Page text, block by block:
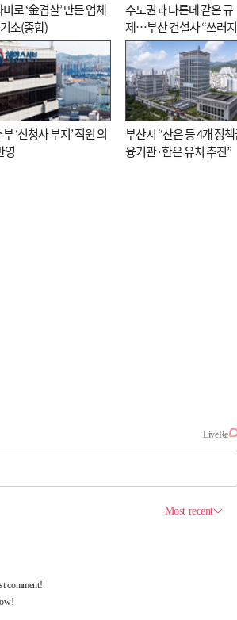
로 ‘金겹살’ 만든 업체
소(종합)
수도권과 다른데 같은 규
제…부산 건설사 “쓰러
직전”
‘신청사 부지’ 직원 의
영
부산시 “산은 등 4개 정
융기관·한은 유치 추진”